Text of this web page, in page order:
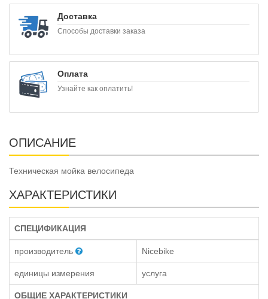
Доставка
Способы доставки заказа
Оплата
Узнайте как оплатить!
ОПИСАНИЕ
Техническая мойка велосипеда
ХАРАКТЕРИСТИКИ
СПЕЦИФИКАЦИЯ
производитель Nicebike
единицы измерения услуга
ОБЩИЕ ХАРАКТЕРИСТИКИ